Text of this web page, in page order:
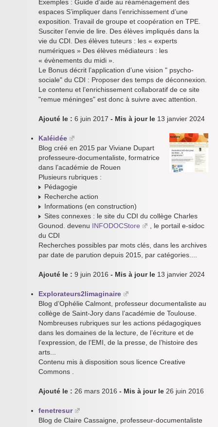
Exemples : Guide d’aide au réaménagement des
espaces S’impliquer dans l’enrichissement d’une
exposition. Travail de groupe et coopération en TPE.
Susciter l’envie de lire. Des élèves impliqués dans la
vie du CDI. Des élèves tuteurs : les « experts
numériques » Des élèves médiateurs : les
« évènements du midi ».
Le Bonus décrit l’application d’une vision " psycho-
sociale" du CDI : Proposer des temps de déconnexion.
Le contenu et l’enrichissement collaboratif de ce site
"remue méninges" est donc à suivre avec attention.
Ajouté le : 6 juin 2017 - Mis à jour le 13 janvier 2024
Kaléidée
Blog créé en 2015 par Viviane Dupart
professeure-documentaliste, formatrice
dans l’académie de Rouen
Plusieurs rubriques :
Pédagogie
Recherche action
Informations (en construction)
Sites connexes : le site du CDI du collège Charles
Gounod. devenu INFODOCStore
, le portail e-sidoc
du CDI
Recherches possibles par mots clés, dans les archives
par date de parution depuis 2015, par catégories....
Ajouté le : 9 juin 2016 - Mis à jour le 13 janvier 2024
Explorateurs2limaginaire
Blog d’Ophélie Calmont, professeur documentaliste au
collège de Saint-Jory dans l’académie de Toulouse.
Nombreuses rubriques sur les actions pédagogiques
dans les domaines de la lecture, de l’écriture et de
l’expression, de l’EMI, de la presse, de l’histoire des
arts...
Contenu mis à disposition sous licence Creative
Commons .
Ajouté le : 26 mars 2016 - Mis à jour le 26 juin 2016
fenetresur
Blog de Claire Cassaigne, professeur-documentaliste